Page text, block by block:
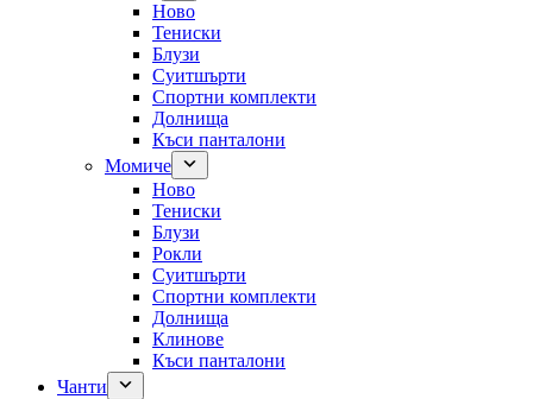
Ново
Тениски
Блузи
Суитшърти
Спортни комплекти
Долнища
Къси панталони
Момиче
Ново
Тениски
Блузи
Рокли
Суитшърти
Спортни комплекти
Долнища
Клинове
Къси панталони
Чанти